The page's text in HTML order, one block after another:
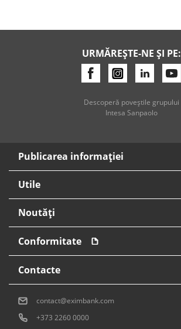
URMĂREȘTE-NE ȘI PE:
Descoperă poveştile grupului
Intesa Sanpaolo
Publicarea informaţiei
Utile
Noutăți
Conformitate
Contacte
contact@eximbank.com
+373 2260 0000